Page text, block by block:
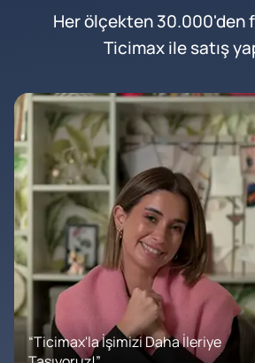
Her ölçekten 30.000'den
Ticimax ile satış
“Ticimax'la İşimizi Daha İleriye